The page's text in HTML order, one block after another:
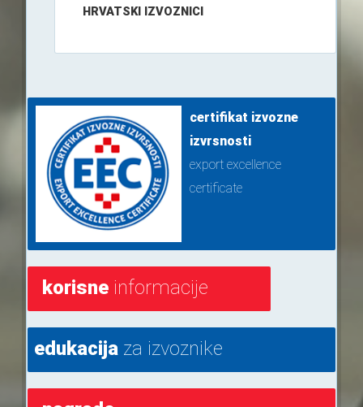
HRVATSKI IZVOZNICI
certifikat izvozne
izvrsnosti
export excellence
certificate
korisneinformacije
edukacijaza izvoznike